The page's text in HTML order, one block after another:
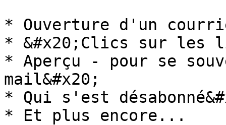
* Ouverture d'un
* &#x20;Clics sur les
* Aperçu - pour se
mail&#x20;
* Qui s'est
* Et plus encore...